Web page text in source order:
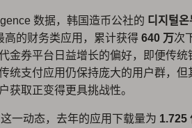
数据，韩国造币公社的 디지털
高的财务类应用，累计获得 640 万次
金券平台日益增长的偏好，即便传统
统支付应用仍保持庞大的用户群，但
获取正变得更具挑战性。
一动态，去年的应用下载量为 1.725